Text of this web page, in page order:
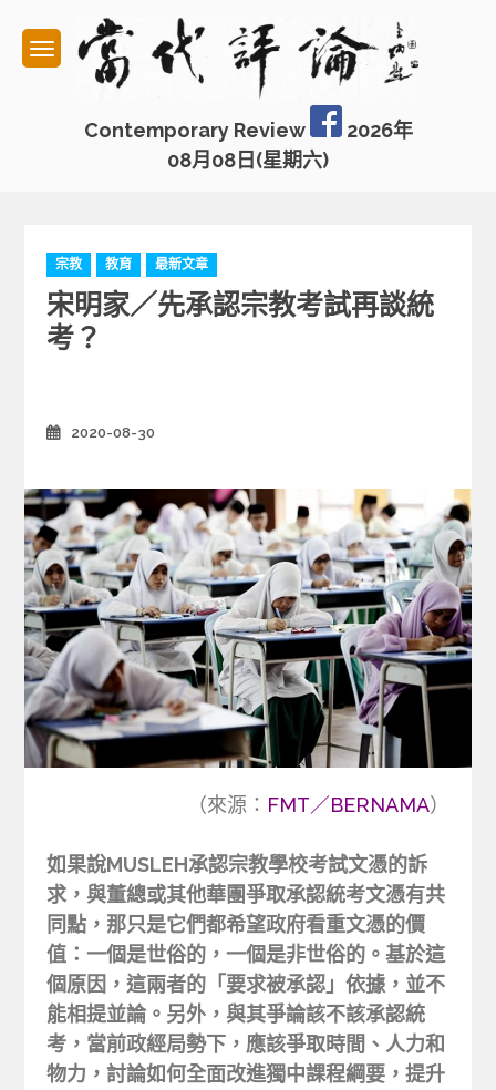
content
Contemporary Review
2026年
08月08日(星期六)
C
a
t
e
i
e
宗教 教育 最新文章
宋明家／先承認宗教考試再談統
考？
2020-08-30
（來源： FMT／BERNAMA）
如果說MUSLEH承認宗教學校考試文憑的訴
求，與董總或其他華團爭取承認統考文憑有共
同點，那只是它們都希望政府看重文憑的價
值：一個是世俗的，一個是非世俗的。基於這
個原因，這兩者的「要求被承認」依據，並不
能相提並論。另外，與其爭論該不該承認統
考，當前政經局勢下，應該爭取時間、人力和
物力，討論如何全面改進獨中課程綱要，提升